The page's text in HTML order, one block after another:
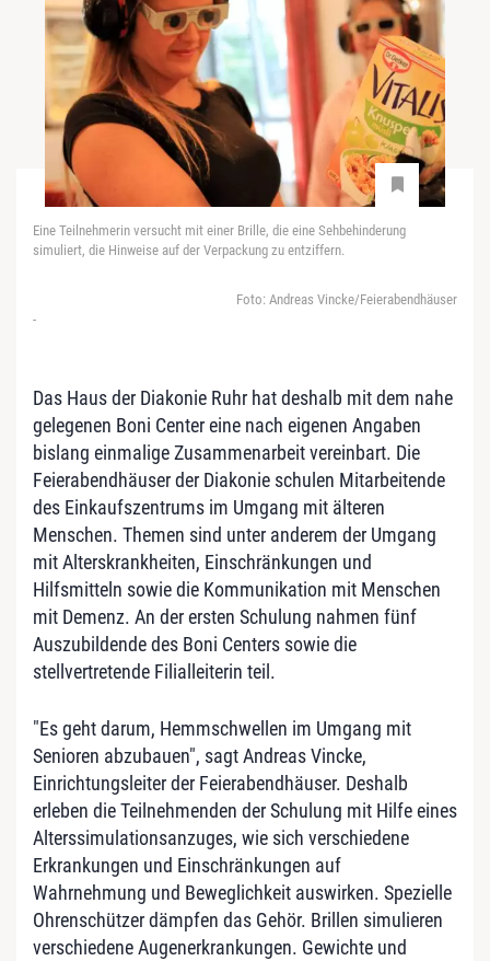
Eine Teilnehmerin versucht mit einer Brille, die eine Sehbehinderung
simuliert, die Hinweise auf der Verpackung zu entziffern.
Foto: Andreas Vincke/Feierabendhäuser
-
Das Haus der Diakonie Ruhr hat deshalb mit dem nahe
gelegenen Boni Center eine nach eigenen Angaben
bislang einmalige Zusammenarbeit vereinbart. Die
Feierabendhäuser der Diakonie schulen Mitarbeitende
des Einkaufszentrums im Umgang mit älteren
Menschen. Themen sind unter anderem der Umgang
mit Alterskrankheiten, Einschränkungen und
Hilfsmitteln sowie die Kommunikation mit Menschen
mit Demenz. An der ersten Schulung nahmen fünf
Auszubildende des Boni Centers sowie die
stellvertretende Filialleiterin teil.
"Es geht darum, Hemmschwellen im Umgang mit
Senioren abzubauen", sagt Andreas Vincke,
Einrichtungsleiter der Feierabendhäuser. Deshalb
erleben die Teilnehmenden der Schulung mit Hilfe eines
Alterssimulationsanzuges, wie sich verschiedene
Erkrankungen und Einschränkungen auf
Wahrnehmung und Beweglichkeit auswirken. Spezielle
Ohrenschützer dämpfen das Gehör. Brillen simulieren
verschiedene Augenerkrankungen. Gewichte und